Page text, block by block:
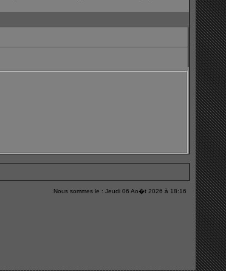
Nous sommes le : Jeudi 06 Ao�t 2026 à 18:16